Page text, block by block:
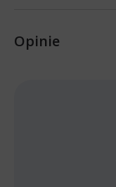
Opinie